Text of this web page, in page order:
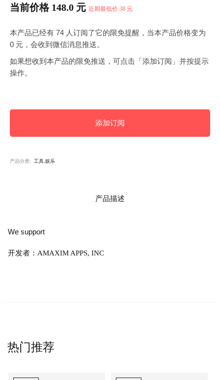
当前价格 148.0 元 近期最低价 38 元
本产品已经有 74 人订阅了它的限免提醒，当本产品价格变为
0 元，会收到微信消息推送。
如果想收到本产品的限免推送，可点击「添加订阅」并按提示
操作。
添加订阅
产品分类: 工具,娱乐
产品描述
We support
开发者：AMAXIM APPS, INC
热门推荐